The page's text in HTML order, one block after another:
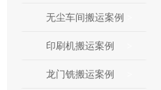
无尘车间搬运案例
印刷机搬运案例
龙门铣搬运案例